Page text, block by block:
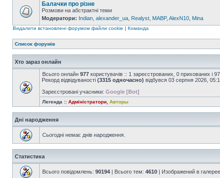
Балачки про різне
Розмови на абстрактні теми
Модератори: Indian alexander_ua Realyst MABP, AlexN10 Mina
Видалити встановлені форумом файли cookie | Команда
Список форумів
Хто зараз онлайн
Всього онлайн 977 користувачів :: 1 зареєстрованих, 0 прихованих і
Рекорд відвідуваності (3315 одночасно) відбувся 03 серпня 2026,
Зареєстровані учасники: Google [Bot]
Легенда :: Адміністратори Авторы
Дні народження
Сьогодні немає днів народження.
Статистика
Всього повідомлень: 90194 | Всього тем: 4610 | Изображений в